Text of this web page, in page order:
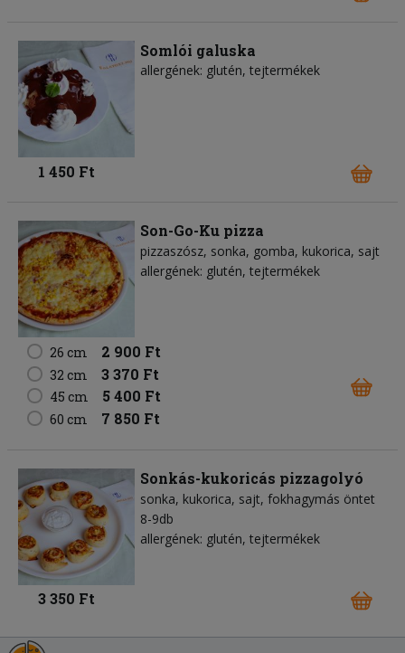
Somlói galuska
allergének: glutén, tejtermékek
1 450 Ft
Son-Go-Ku pizza
pizzaszósz sonka gomba kukorica sajt
allergének: glutén, tejtermékek
26 cm 2 900 Ft
32 cm 3 370 Ft
45 cm 5 400 Ft
60 cm 7 850 Ft
Sonkás-kukoricás pizzagolyó
sonka kukorica sajt fokhagymás öntet
8-9db
allergének: glutén, tejtermékek
3 350 Ft